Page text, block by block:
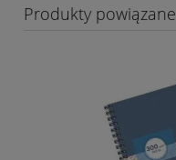
Produkty powiązane